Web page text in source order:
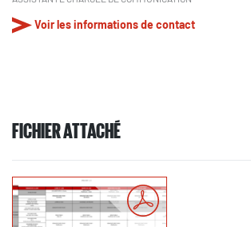
Voir les informations de contact
FICHIER ATTACHÉ